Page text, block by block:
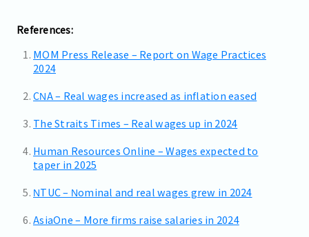
References:
MOM Press Release – Report on Wage Practices
2024
CNA – Real wages increased as inflation eased
The Straits Times – Real wages up in 2024
Human Resources Online – Wages expected to
taper in 2025
NTUC – Nominal and real wages grew in 2024
AsiaOne – More firms raise salaries in 2024